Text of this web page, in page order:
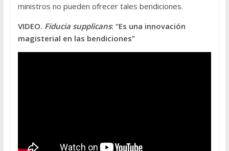
ministros no pueden ofrecer tales bendiciones.
VIDEO. Fiducia supplicans: “Es una innovación
magisterial en las bendiciones”